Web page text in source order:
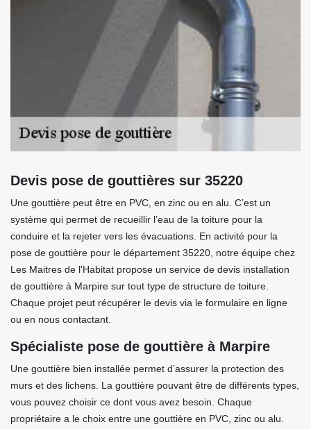
Devis pose de gouttières sur 35220
Une gouttière peut être en PVC, en zinc ou en alu. C’est un
système qui permet de recueillir l’eau de la toiture pour la
conduire et la rejeter vers les évacuations. En activité pour la
pose de gouttière pour le département 35220, notre équipe chez
Les Maitres de l'Habitat propose un service de devis installation
de gouttière à Marpire sur tout type de structure de toiture.
Chaque projet peut récupérer le devis via le formulaire en ligne
ou en nous contactant.
Spécialiste pose de gouttière à Marpire
Une gouttière bien installée permet d’assurer la protection des
murs et des lichens. La gouttière pouvant être de différents types,
vous pouvez choisir ce dont vous avez besoin. Chaque
propriétaire a le choix entre une gouttière en PVC, zinc ou alu.